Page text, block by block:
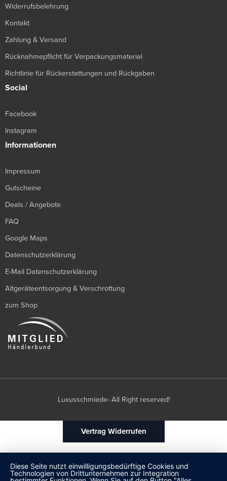
Widerrufsbelehrung
Kontakt
Zahlung & Versand
Rücknahmepflicht für Verpackungsmaterial
Richtlinie für Rückerstattungen und Rückgaben
Social
Facebook
Instagram
Informationen
Impressum
Gutscheine
Deals / Angebote
FAQ
Google Maps
Datenschutzerklärung
E-Mail Datenschutzerklärung
Altgeräteentsorgung & Verschrottung
zum Shop
Luxusschmiede- All Right reserved!
Vertrag Widerrufen
Diese Seite nutzt einwilligungsbedürftige Cookies und
Technologien von Drittunternehmen zur Integration